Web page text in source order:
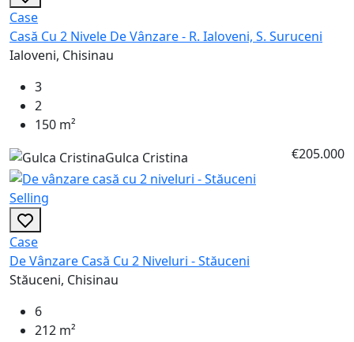
Case
Casă Cu 2 Nivele De Vânzare - R. Ialoveni, S. Suruceni
Ialoveni, Chisinau
3
2
150 m²
Gulca Cristina
€205.000
Selling
Case
De Vânzare Casă Cu 2 Niveluri - Stăuceni
Stăuceni, Chisinau
6
212 m²